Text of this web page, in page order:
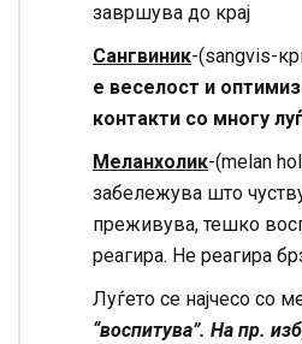
завршува до крај
Сангвиник-(sangvis-
е веселост и
контакти со многу
Меланхолик-(melan
забележува што
преживува, тешко
реагира. Не реагира
Луѓето се најчесо со
“воспитува”. На пр.